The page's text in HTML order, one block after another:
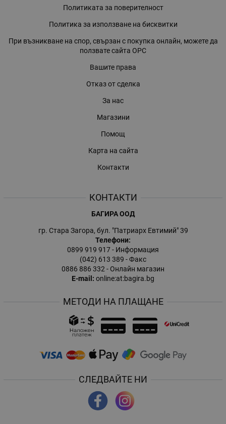
Политиката за поверителност
Политика за използване на бисквитки
При възникване на спор, свързан с покупка онлайн, можете да
ползвате сайта ОРС
Вашите права
Отказ от сделка
За нас
Магазини
Помощ
Карта на сайта
Контакти
КОНТАКТИ
БАГИРА ООД
гр. Стара Загора, бул. "Патриарх Евтимий" 39
Телефони:
0899 919 917- Информация
(042) 613 389 - Факс
0886 886 332 - Онлайн магазин
E-mail: online:at:bagira.bg
МЕТОДИ НА ПЛАЩАНЕ
СЛЕДВАЙТЕ НИ